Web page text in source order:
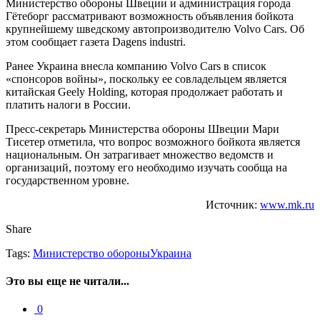
Министерство обороны Швеции и администрация города
Гётеборг рассматривают возможность объявления бойкота
крупнейшему шведскому автопроизводителю Volvo Cars. Об
этом сообщает газета Dagens industri.
Ранее Украина внесла компанию Volvo Cars в список
«спонсоров войны», поскольку ее совладельцем является
китайская Geely Holding, которая продолжает работать и
платить налоги в России.
Пресс-секретарь Министерства обороны Швеции Мари
Тисетер отметила, что вопрос возможного бойкота является
национальным. Он затрагивает множество ведомств и
организаций, поэтому его необходимо изучать сообща на
государственном уровне.
Источник: www.mk.ru
Share
Tags: Министерство обороныУкраина
Это вы еще не читали...
0